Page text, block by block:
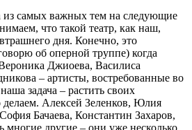
из самых важных тем на следующие
что такой театр, как наш,
дня. Конечно, это
об оперной труппе) когда
Джиоева, Василиса
– артисты, востребованные во
задача – растить своих
Алексей Зеленков, Юлия
Бачаева, Константин Захаров,
многие другие – они уже несколько